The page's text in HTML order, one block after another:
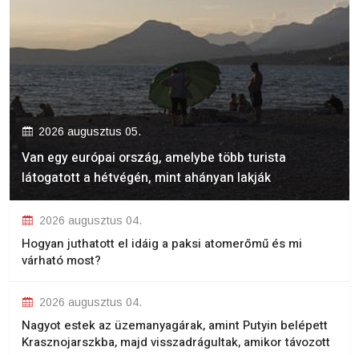
2026 augusztus 05.
Van egy európai ország, amelybe több turista
látogatott a hétvégén, mint ahányan lakják
2026 augusztus 04.
Hogyan juthatott el idáig a paksi atomerőmű és mi
várható most?
2026 augusztus 04.
Nagyot estek az üzemanyagárak, amint Putyin belépett
Krasznojarszkba, majd visszadrágultak, amikor távozott